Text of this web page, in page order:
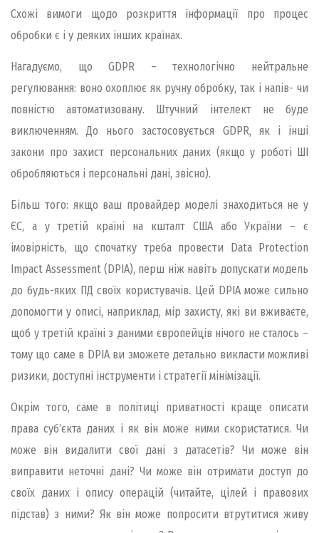
Схожі вимоги щодо розкриття інформації про процес
обробки є і у деяких інших країнах.
Нагадуємо, що GDPR – технологічно нейтральне
регулювання: воно охоплює як ручну обробку, так і напів- чи
повністю автоматизовану. Штучний інтелект не буде
виключенням. До нього застосовується GDPR, як і інші
закони про захист персональних даних (якщо у роботі ШІ
обробляються і персональні дані, звісно).
Більш того: якщо ваш провайдер моделі знаходиться не у
ЄС, а у третій країні на кшталт США або України – є
імовірність, що спочатку треба провести Data Protection
Impact Assessment (DPIA), перш ніж навіть допускати модель
до будь-яких ПД своїх користувачів. Цей DPIA може сильно
допомогти у описі, наприклад, мір захисту, які ви вживаєте,
щоб у третій країні з даними європейців нічого не сталось –
тому що саме в DPIA ви зможете детально викласти можливі
ризики, доступні інструменти і стратегії мінімізації.
Окрім того, саме в політиці приватності краще описати
права субʼєкта даних і як він може ними скористатися. Чи
може він видалити свої дані з датасетів? Чи може він
виправити неточні дані? Чи може він отримати доступ до
своїх даних і опису операцій (читайте, цілей і правових
підстав) з ними? Як він може попросити втрутитися живу